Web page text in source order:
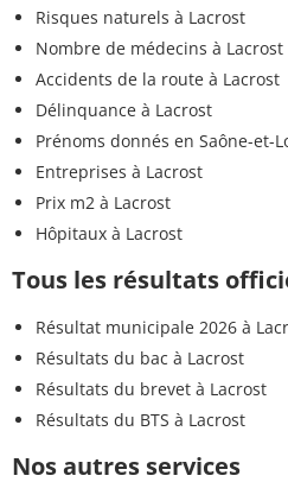
Risques naturels à Lacrost
Nombre de médecins à Lacrost
Accidents de la route à Lacrost
Délinquance à Lacrost
Prénoms donnés en Saône-et-
Entreprises à Lacrost
Prix m2 à Lacrost
Hôpitaux à Lacrost
Tous les résultats
Résultat municipale 2026 à
Résultats du bac à Lacrost
Résultats du brevet à Lacrost
Résultats du BTS à Lacrost
Nos autres services